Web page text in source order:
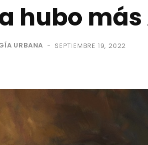
hubo
URBANA - SEPTIEMBRE 19, 2022